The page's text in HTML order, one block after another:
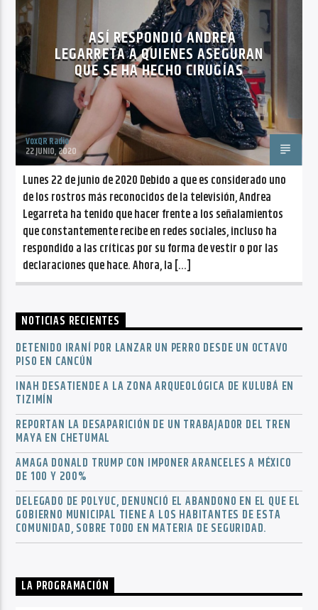
NO TITLES AVAILABLE
Radio VoxQR
ASÍ RESPONDIÓ ANDREA
LEGARRETA A QUIENES ASEGURAN
QUE SE HA HECHO CIRUGÍAS
VoxQR Radio
22 JUNIO, 2020
Lunes 22 de junio de 2020 Debido a que es considerado uno
de los rostros más reconocidos de la televisión, Andrea
Legarreta ha tenido que hacer frente a los señalamientos
que constantemente recibe en redes sociales, incluso ha
respondido a las críticas por su forma de vestir o por las
declaraciones que hace. Ahora, la […]
NOTICIAS RECIENTES
DETENIDO IRANÍ POR LANZAR UN PERRO DESDE UN OCTAVO
PISO EN CANCÚN
INAH DESATIENDE A LA ZONA ARQUEOLÓGICA DE KULUBÁ EN
TIZIMÍN
REPORTAN LA DESAPARICIÓN DE UN TRABAJADOR DEL TREN
MAYA EN CHETUMAL
AMAGA DONALD TRUMP CON IMPONER ARANCELES A MÉXICO
DE 100 Y 200%
DELEGADO DE POLYUC, DENUNCIÓ EL ABANDONO EN EL QUE EL
GOBIERNO MUNICIPAL TIENE A LOS HABITANTES DE ESTA
COMUNIDAD, SOBRE TODO EN MATERIA DE SEGURIDAD.
LA PROGRAMACIÓN